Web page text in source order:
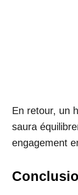
En retour, un
saura
engagement